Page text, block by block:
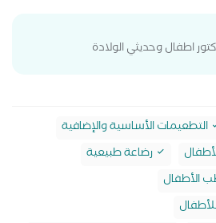
اطفال وحديثي الولادة
التطعيمات الأساسية والإضافية
رضاعة طبيعية
الأطفال